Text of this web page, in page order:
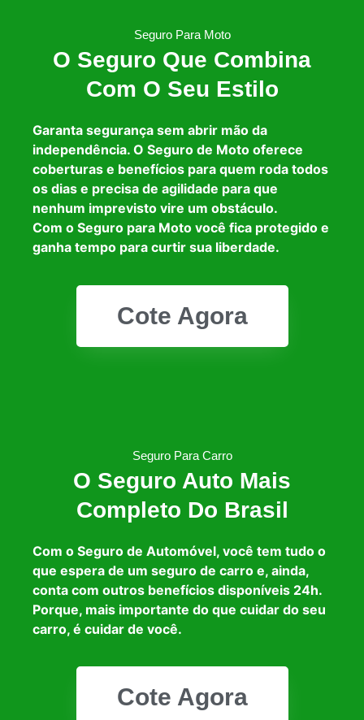
Seguro Para Moto
O Seguro Que Combina
Com O Seu Estilo
Garanta segurança sem abrir mão da
independência. O Seguro de Moto oferece
coberturas e benefícios para quem roda todos
os dias e precisa de agilidade para que
nenhum imprevisto vire um obstáculo.
Com o Seguro para Moto você fica protegido e
ganha tempo para curtir sua liberdade.
Cote Agora
Seguro Para Carro
O Seguro Auto Mais
Completo Do Brasil
Com o Seguro de Automóvel, você tem tudo o
que espera de um seguro de carro e, ainda,
conta com outros benefícios disponíveis 24h.
Porque, mais importante do que cuidar do seu
carro, é cuidar de você.
Cote Agora